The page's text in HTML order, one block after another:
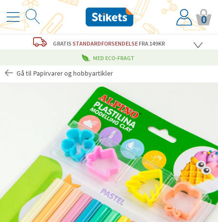
0
GRATISSTANDARDFORSENDELSE FRA 149KR
MED ECO-FRAGT
Gå til Papirvarer og hobbyartikler